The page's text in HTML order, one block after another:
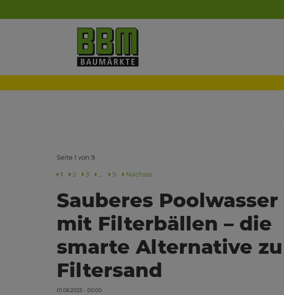
Seite 1 von 9.
1 2 3 9 Nächste
Sauberes Poolwasser
mit Filterbällen – die
smarte Alternative zu
Filtersand
01.06.2025 - 00:00